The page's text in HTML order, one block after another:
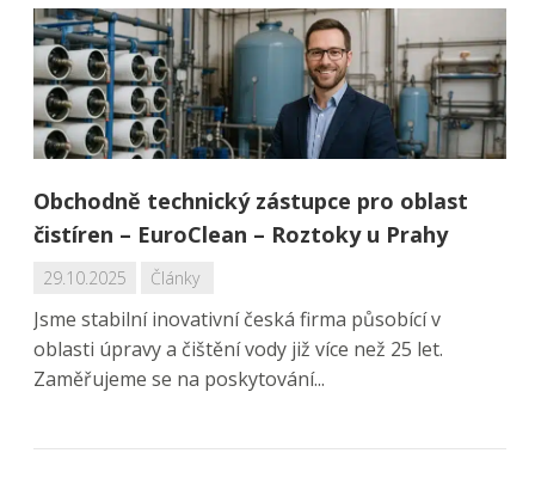
Obchodně technický zástupce pro oblast
čistíren – EuroClean – Roztoky u Prahy
29.10.2025 Články
Jsme stabilní inovativní česká firma působící v
oblasti úpravy a čištění vody již více než 25 let.
Zaměřujeme se na poskytování...